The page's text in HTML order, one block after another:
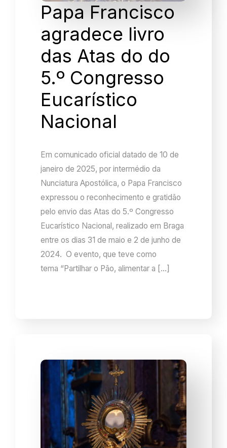
Papa Francisco
agradece livro
das Atas do do
5.º Congresso
Eucarístico
Nacional
Em comunicado oficial datado de 10 de
janeiro de 2025, por intermédio da
Nunciatura Apostólica, o Papa Francisco
expressou o reconhecimento e gratidão
pelo envio das Atas do 5.º Congresso
Eucarístico Nacional, realizado em Braga
entre os dias 31 de maio e 2 de junho de
2024. O evento, que teve como
tema “Partilhar o Pão, alimentar a […]